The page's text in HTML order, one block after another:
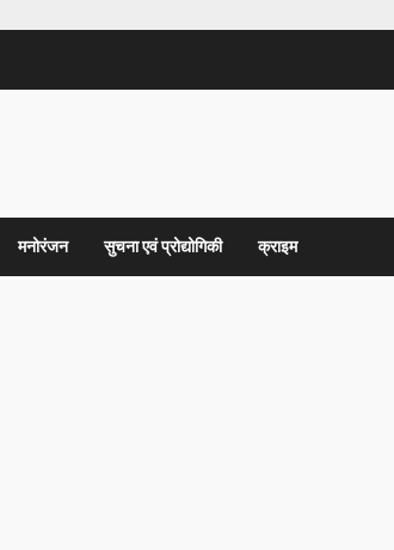
मनोरंजन सुचना एवं प्रोद्योगिकी क्राइम